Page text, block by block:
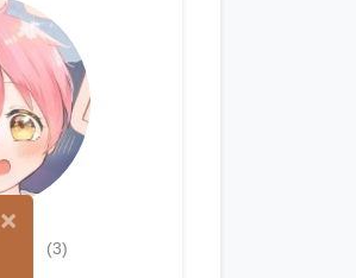
(3)
×